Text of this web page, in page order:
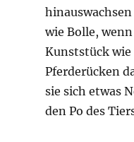
wie Bolle,
Kunststück wie
Pferderücken
sie sich etwas
den Po des